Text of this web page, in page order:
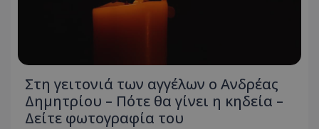
Στη γειτονιά των αγγέλων ο Ανδρέας
Δημητρίου – Πότε θα γίνει η κηδεία –
Δείτε φωτογραφία του